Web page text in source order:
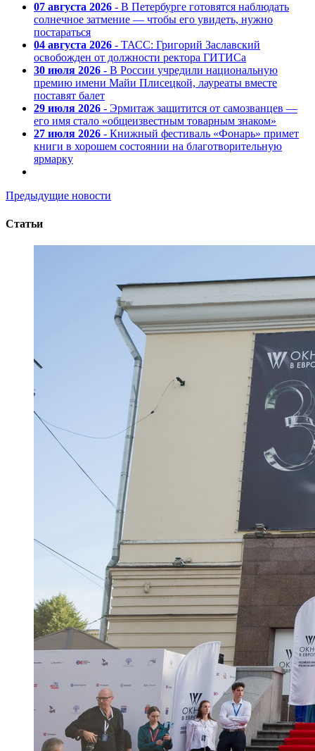
07 августа 2026 - В Петербурге готовятся наблюдать
солнечное затмение — чтобы его увидеть, нужно
постараться
04 августа 2026 - ТАСС: Григорий Заславский
освобожден от должности ректора ГИТИСа
30 июля 2026 - В России учредили национальную
премию имени Майи Плисецкой, лауреаты вместе
поставят балет
29 июля 2026 - Эрмитаж защитится от самозванцев —
его имя стало «общеизвестным товарным знаком»
27 июля 2026 - Книжный фестиваль «Фонарь» примет
книги в хорошем состоянии на благотворительную
ярмарку
Предыдущие новости
Статьи